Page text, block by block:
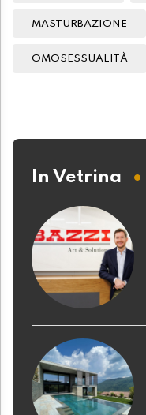
MASTURBAZIONE
OMOSESSUALITÀ
In Vetrina